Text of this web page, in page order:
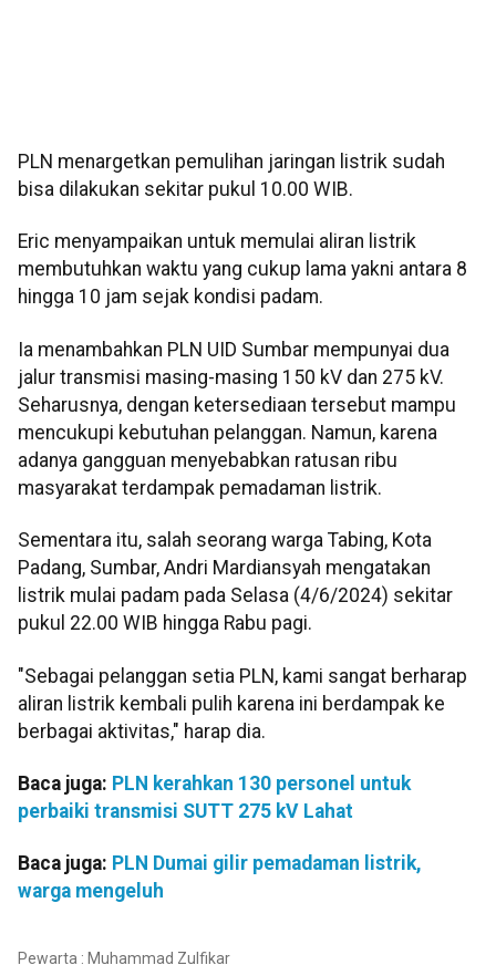
PLN menargetkan pemulihan jaringan listrik sudah
bisa dilakukan sekitar pukul 10.00 WIB.
Eric menyampaikan untuk memulai aliran listrik
membutuhkan waktu yang cukup lama yakni antara 8
hingga 10 jam sejak kondisi padam.
Ia menambahkan PLN UID Sumbar mempunyai dua
jalur transmisi masing-masing 150 kV dan 275 kV.
Seharusnya, dengan ketersediaan tersebut mampu
mencukupi kebutuhan pelanggan. Namun, karena
adanya gangguan menyebabkan ratusan ribu
masyarakat terdampak pemadaman listrik.
Sementara itu, salah seorang warga Tabing, Kota
Padang, Sumbar, Andri Mardiansyah mengatakan
listrik mulai padam pada Selasa (4/6/2024) sekitar
pukul 22.00 WIB hingga Rabu pagi.
"Sebagai pelanggan setia PLN, kami sangat berharap
aliran listrik kembali pulih karena ini berdampak ke
berbagai aktivitas," harap dia.
Baca juga: PLN kerahkan 130 personel untuk
perbaiki transmisi SUTT 275 kV Lahat
Baca juga: PLN Dumai gilir pemadaman listrik,
warga mengeluh
Pewarta : Muhammad Zulfikar